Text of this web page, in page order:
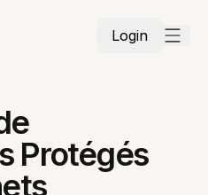
Login
Protégés